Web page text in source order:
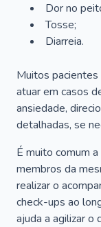
Dor no
Tosse;
Diarreia.
Muitos pacientes
atuar em casos
ansiedade,
detalhadas, se
É muito comum
membros da
realizar o
check-ups ao
ajuda a agilizar o